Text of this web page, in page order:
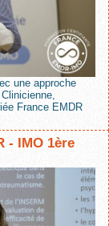
une approche
France EMDR
- IMO 1ère